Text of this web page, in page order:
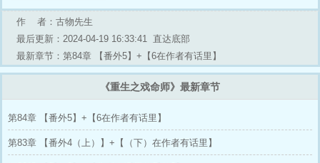
时能把三次元转换成游戏场景然后把妖怪压缩制
作成【表情包】存储（封印）在自己的硬盘里。
这样遇到顺于他的妖怪）来应战。【文慢热，不
喜勿入。打怪场景将自动默认架空到全息游戏
向】【30%探险+30%美食+40%奇奇怪怪的成
祝各位食用愉快。以及……我写现代时会不可避
免地暴露自己智硬逻辑死外加人话不会说了【真
的内涵。通篇只有大写的：傻！白！甜！爽爽
爽！玩玩玩！疯疯疯！老读者如果不习惯我现代
作 者：古物先生
最后更新：2024-04-19 16:33:41 直达底部
最新章节：第84章 【番外5】+【6在作者有话里】
《重生之戏命师》最新章节
第84章 【番外5】+【6在作者有话里】
第83章 【番外4（上）】+【（下）在作者有话里】